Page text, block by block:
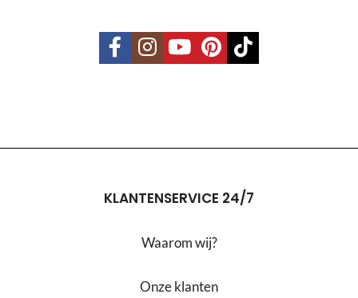
KLANTENSERVICE 24/7
Waarom wij?
Onze klanten